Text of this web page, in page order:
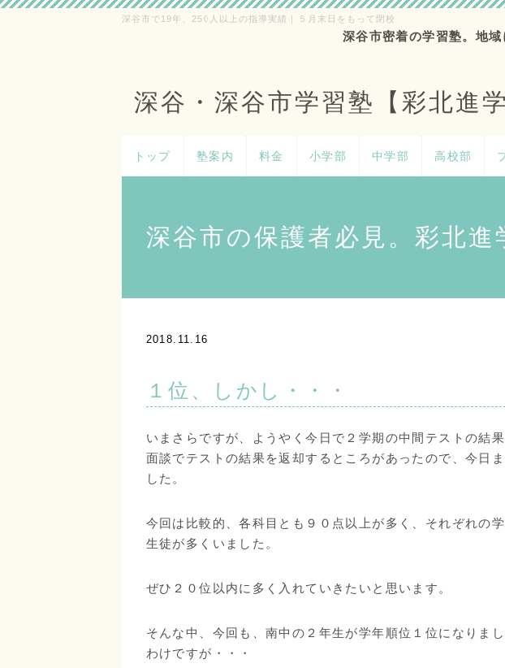
深谷市で19年、250人以上の指導実績｜５月末日をもって閉校
深谷市密着の学習塾。地
深谷・深谷市学習塾【彩北進学
トップ 塾案内 料金 小学部 中学部 高校部
深谷市の保護者必見。彩北
2018.11.16
１位、しかし・・・
いまさらですが、ようやく今日で２学期の中間テストの結
面談でテストの結果を返却するところがあったので、今日
した。
今回は比較的、各科目とも９０点以上が多く、それぞれの
生徒が多くいました。
ぜひ２０位以内に多く入れていきたいと思います。
そんな中、今回も、南中の２年生が学年順位１位になりま
わけですが・・・